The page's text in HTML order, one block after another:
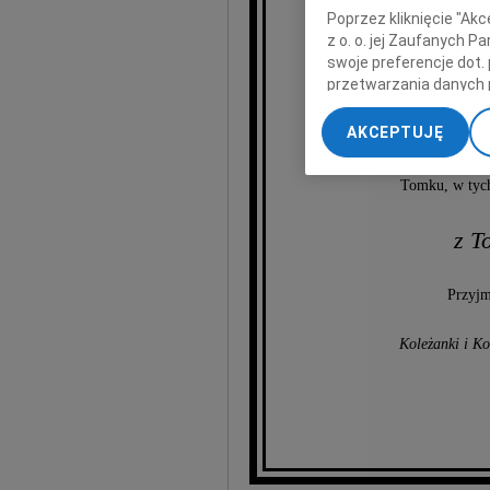
Tomku, w
z
Koleżanki i
Poprzez kliknięcie
z o. o. jej Zaufanych
swoje preferencje dot.
przetwarzania danych
„Ustawienia
My, nasi Zaufani
dokładnych danych
Przechowywanie
AKCEPTUJĘ